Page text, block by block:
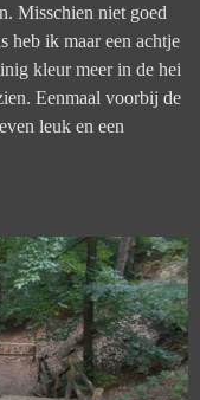
Misschien niet goed
heb ik maar een achtje
kleur meer in de hei
Eenmaal voorbij de
leuk en een